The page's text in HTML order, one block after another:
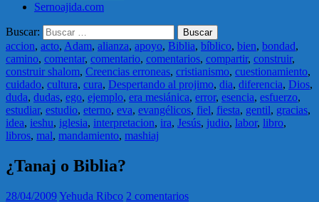
Sernoajida.com
Buscar:
accion, acto, Adam, alianza, apoyo, Biblia, bíblico, bien, bondad,
camino, comentar, comentario, comentarios, compartir, construir,
construir shalom, Creencias erroneas, cristianismo, cuestionamiento,
cuidado, cultura, cura, Despertando al projimo, dia, diferencia, Dios,
duda, dudas, ego, ejemplo, era mesiánica, error, esencia, esfuerzo,
estudiar, estudio, eterno, eva, evangélicos, fiel, fiesta, gentil, gracias,
idea, ieshu, iglesia, interpretacion, ira, Jesús, judio, labor, libro,
libros, mal, mandamiento, mashiaj
¿Tanaj o Biblia?
28/04/2009Yehuda Ribco 2 comentarios